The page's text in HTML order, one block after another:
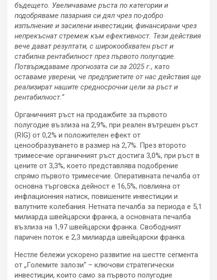
бъдещето. Увеличаваме ръста по категории и
подобряваме пазарния си дял чрез по-добро
изпълнение и засилени инвестиции, финансирани чрез
непрекъснат стремеж към ефективност. Тези действия
вече дават резултати, с широкообхватен ръст и
стабилна рентабилност през първото полугодие.
Потвърждаваме прогнозата си за 2025 г., като
оставаме уверени, че предприетите от нас действия ще
реализират нашите средносрочни цели за ръст и
рентабилност.“
Органичният ръст на продажбите за първото
полугодие възлиза на 2,9%, при реален вътрешен ръст
(RIG) от 0,2% и положителен ефект от
ценообразуването в размер на 2,7%. През второто
тримесечие органичният ръст достига 3,0%, при ръст в
цените от 3,3%, което представлява подобрение
спрямо първото тримесечие. Оперативната печалба от
основна търговска дейност е 16,5%, повлияна от
инфлационния натиск, повишените инвестиции и
валутните колебания. Нетната печалба за периода е 5,1
милиарда швейцарски франка, а основната печалба
възлиза на 1,97 швейцарски франка. Свободният
паричен поток е 2,3 милиарда швейцарски франка.
Нестле бележи ускорено развитие на шестте сегмента
от „Големите залози“ – ключови стратегически
инвестиции, които само за първото полугодие